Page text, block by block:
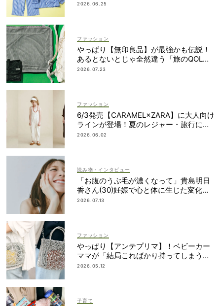
2026.06.25
ファッション
やっぱり【無印良品】が最強かも伝説！
あるとないとじゃ全然違う「旅のQOL爆
上げアイテム」
2026.07.23
ファッション
6/3発売【CARAMEL×ZARA】に大人向け
ラインが登場！夏のレジャー・旅行にも
おすすめ
2026.06.02
読み物・インタビュー
「お腹のうぶ毛が濃くなって」貴島明日
香さん(30)妊娠で心と体に生じた変化も
「愛しいです」
2026.07.13
ファッション
やっぱり【アンテプリマ】！ベビーカー
ママが「結局こればかり持ってしまう」
納得の理由
2026.05.12
子育て